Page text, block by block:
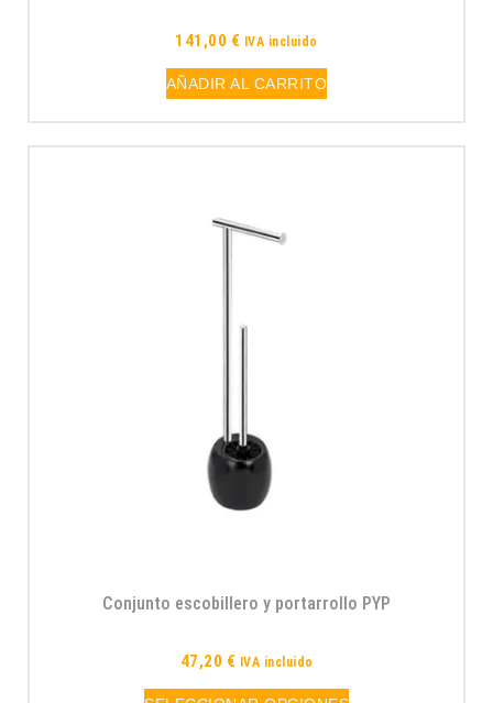
141,00 € IVA incluido
AÑADIR AL CARRITO
Conjunto escobillero y portarrollo PYP
47,20 € IVA incluido